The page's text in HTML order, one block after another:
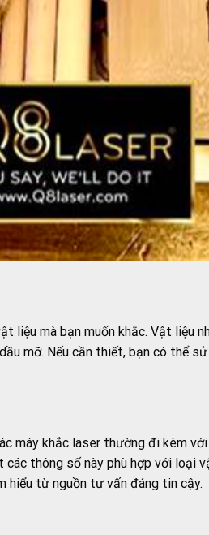
liệu mà bạn muốn khắc. Vật liệu
mỡ. Nếu cần thiết, bạn có thể
máy khắc laser thường đi kèm
thông số này phù hợp với loại
hiểu từ nguồn tư vấn đáng tin cậy.